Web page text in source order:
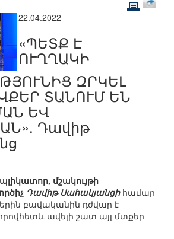
22.04.2022
«ՊԵՏՔ Է
ՈՒՂՂԱԿԻ
ԶՐԿԵԼ
ՏԱՆՈՒՄ ԵՆ
ԵՎ
Դավիթ
մշակույթի
Դավիթ Սահակյանցիհամար
բավականին դժվար է
ավելի շատ այլ մտքեր